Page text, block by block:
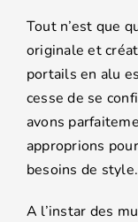
Tout n’est que
originale et
portails en alu
cesse de se
avons
approprions
besoins de style.
A l’instar des